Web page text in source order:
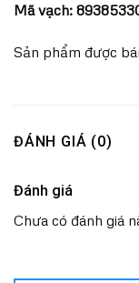
Mã vạch:
Sản phẩm được
ĐÁNH GIÁ (0)
Đánh giá
Chưa có đánh giá